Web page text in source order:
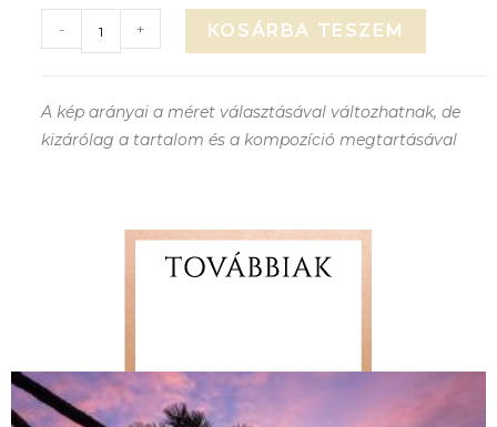
- + KOSÁRBA TESZEM
A kép arányai a méret választásával változhatnak, de
kizárólag a tartalom és a kompozíció megtartásával